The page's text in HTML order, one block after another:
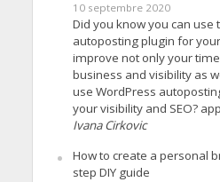
10 septembre 2020
Did you know you can use
autoposting plugin for
improve not only your
business and visibility as
use WordPress
your visibility and SEO?
Ivana Cirkovic
How to create a personal
step DIY guide